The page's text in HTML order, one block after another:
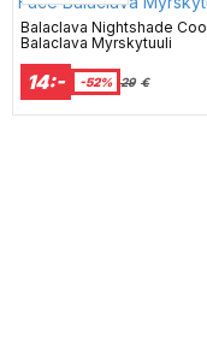
Balaclava Nightshade
Balaclava Myrskytuuli
14:- -52% 29 €